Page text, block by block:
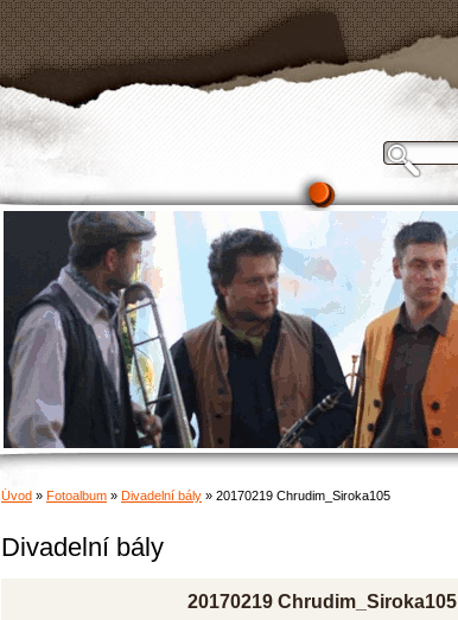
Úvod » Fotoalbum » Divadelní bály » 20170219 Chrudim_Siroka105
Divadelní bály
20170219 Chrudim_Siroka105